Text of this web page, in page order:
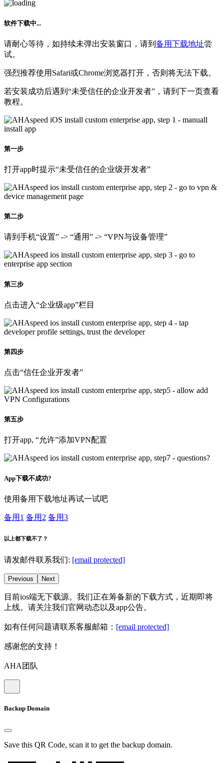
软件下载中...
请耐心等待，如持续未弹出安装窗口，请到 备用下载地址尝
试。
强烈推荐使用Safari或Chrome浏览器打开，否则将无法下载。
若安装成功后遇到“未受信任的企业开发者”，请到下一页查看
教程。
第一步
打开app时提示“未受信任的企业级开发者”
第二步
请到手机“设置” -> “通用” -> “VPN与设备管理”
第三步
点击进入“企业级app”栏目
第四步
点击“信任企业开发者”
第五步
打开app, “允许”添加VPN配置
App下载不成功?
使用备用下载地址再试一试吧
备用1 备用2 备用3
以上都下载不了？
请发邮件联系我们: [email protected]
Previous Next
目前ios端无下载源。我们正在筹备新的下载方式，近期即将
上线。请关注我们官网动态以及app公告。
如有任何问题请联系客服邮箱： [email protected]
感谢您的支持！
AHA团队
Backup Domain
Save this QR Code, scan it to get the backup domain.